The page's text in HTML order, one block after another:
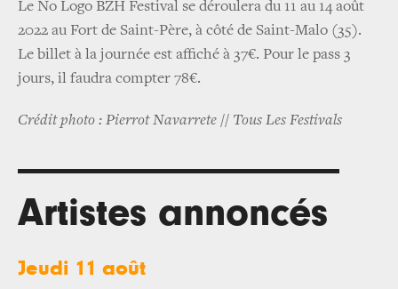
Le No Logo BZH Festival se déroulera du 11 au 14 août
2022 au Fort de Saint-Père, à côté de Saint-Malo (35).
Le billet à la journée est affiché à 37€. Pour le pass 3
jours, il faudra compter 78€.
Crédit photo : Pierrot Navarrete // Tous Les Festivals
Artistes annoncés
Jeudi 11 août